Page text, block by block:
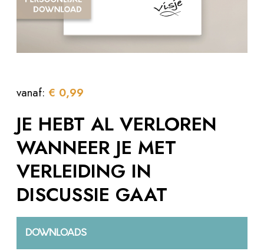
vanaf: € 0,99
JE HEBT AL VERLOREN
WANNEER JE MET
VERLEIDING IN
DISCUSSIE GAAT
DOWNLOADS